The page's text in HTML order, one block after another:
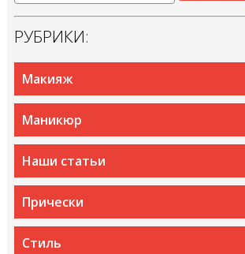
РУБРИКИ:
Макияж
Маникюр
Наши статьи
Прически
Стиль